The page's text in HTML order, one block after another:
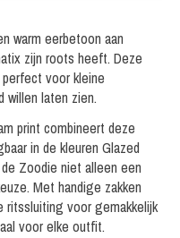
warm eerbetoon aan
zijn roots heeft. Deze
voor kleine
willen laten zien.
print combineert deze
in de kleuren Glazed
Zoodie niet alleen een
Met handige zakken
ritssluiting voor gemakkelijk
voor elke outfit.